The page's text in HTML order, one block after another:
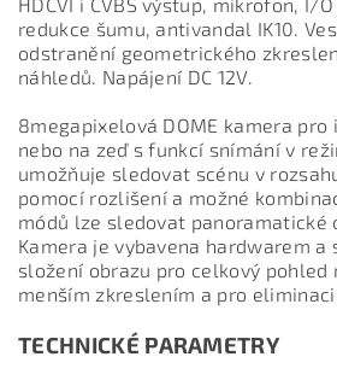
redukce šumu, antivandal IK10.
odstranění geometrického
náhledů. Napájení DC 12V.
8megapixelová DOME kamera
nebo na zeď s funkcí snímání v
umožňuje sledovat scénu v
pomocí rozlišení a možné
módů lze sledovat panoramatické
Kamera je vybavena hardwarem
složení obrazu pro celkový pohled
menším zkreslením a pro
TECHNICKÉ PARAMETRY